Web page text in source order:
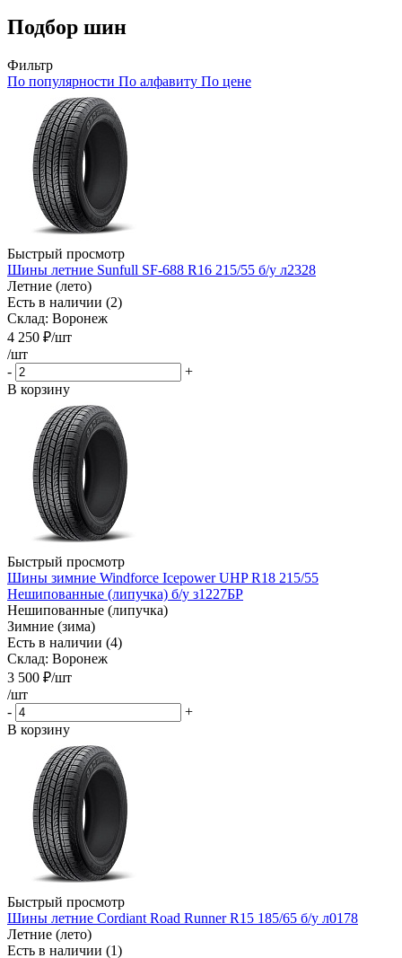
Подбор шин
Фильтр
По популярности По алфавиту По цене
Быстрый просмотр
Шины летние Sunfull SF-688 R16 215/55 б/у л2328
Летние (лето)
Есть в наличии (2)
Склад: Воронеж
4 250 ₽/шт
/шт
-
+
В корзину
Быстрый просмотр
Шины зимние Windforce Icepower UHP R18 215/55
Нешипованные (липучка) б/у з1227БР
Нешипованные (липучка)
Зимние (зима)
Есть в наличии (4)
Склад: Воронеж
3 500 ₽/шт
/шт
-
+
В корзину
Быстрый просмотр
Шины летние Cordiant Road Runner R15 185/65 б/у л0178
Летние (лето)
Есть в наличии (1)